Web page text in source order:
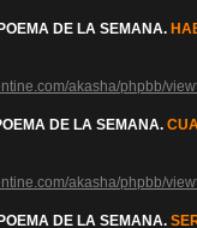
POEMA DE LA SEMANA.
akasha/phpbb/
DE LA SEMANA.
akasha/phpbb/
POEMA DE LA SEMANA.